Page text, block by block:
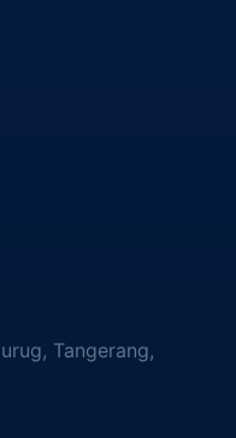
Tangerang,